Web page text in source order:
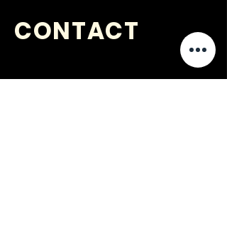
CONTACT
VRAGEN